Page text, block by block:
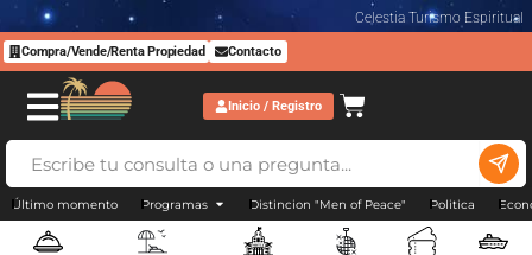
Celestia Turismo Espiritual
Compra/Vende/Renta Propiedad Contacto
Inicio / Registro
Último momento Programas Distincion "Men of Peace" Politica